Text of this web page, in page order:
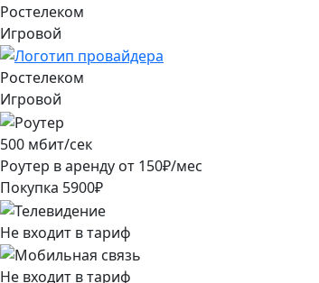
Ростелеком
Игровой
Ростелеком
Игровой
500 мбит/сек
Роутер в аренду от 150₽/мес
Покупка 5900₽
Не входит в тариф
Не входит в тариф